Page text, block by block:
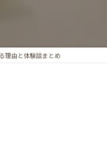
理由と体験談まとめ